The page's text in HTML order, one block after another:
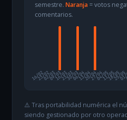
semestre. Naranja= votos
comentarios.
16/02
23/0202/0309/0316/0323/0330/0306/0413/0420/0427/0404/0511/0518/0525/05
⚠️ Tras portabilidad numérica el
siendo gestionado por otro